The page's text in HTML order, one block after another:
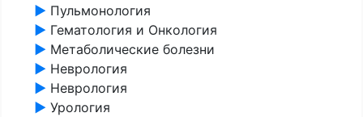
► Пульмонология
► Гематология и Онкология
► Метаболические болезни
► Неврология
► Неврология
► Урология